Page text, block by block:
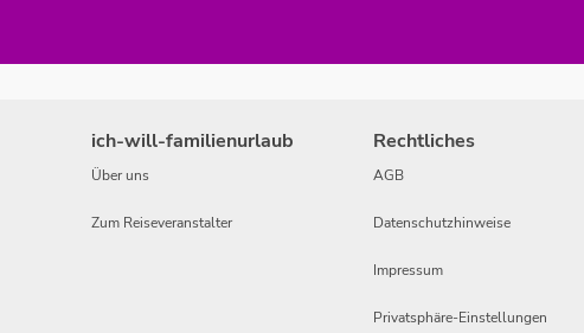
ich-will-familienurlaub
Über uns
Zum Reiseveranstalter
Rechtliches
AGB
Datenschutzhinweise
Impressum
Privatsphäre-Einstellungen